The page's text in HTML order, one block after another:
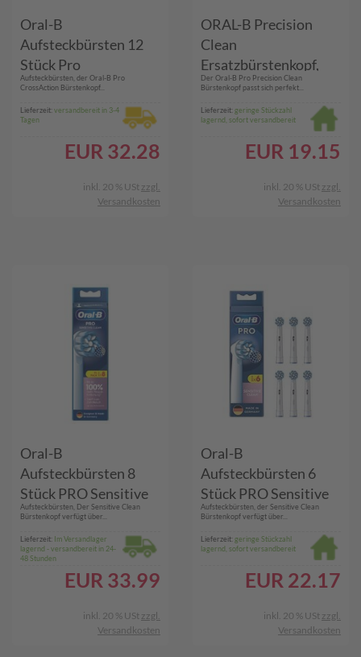
Oral-B
Aufsteckbürsten 12
Stück Pro
CrossAction
Aufsteckbürsten, der Oral-B Pro
CrossAction Bürstenkopf...
Lieferzeit:versandbereit in 3-4
Tagen
EUR 32.28
inkl. 20 % USt zzgl.
Versandkosten
ORAL-B Precision
Clean
Ersatzbürstenkopf,
Weiss (5er-Pack)
Der Oral-B Pro Precision Clean
Bürstenkopf passt sich perfekt...
Lieferzeit:geringe Stückzahl
lagernd, sofort versandbereit
EUR 19.15
inkl. 20 % USt zzgl.
Versandkosten
Oral-B
Aufsteckbürsten 8
Stück PRO Sensitive
Clean
Aufsteckbürsten, Der Sensitive Clean
Bürstenkopf verfügt über...
Lieferzeit: Im Versandlager
lagernd - versandbereit in 24-
48 Stunden
EUR 33.99
inkl. 20 % USt zzgl.
Versandkosten
Oral-B
Aufsteckbürsten 6
Stück PRO Sensitive
Clean weiß
Aufsteckbürsten, der Sensitive Clean
Bürstenkopf verfügt über...
Lieferzeit:geringe Stückzahl
lagernd, sofort versandbereit
EUR 22.17
inkl. 20 % USt zzgl.
Versandkosten